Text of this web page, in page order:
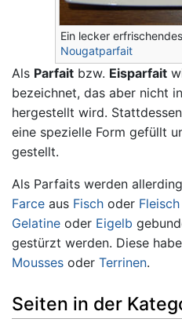
Ein lecker erfrischendes
Nougatparfait
Als Parfait bzw. Eisparfait
bezeichnet, das aber nicht
hergestellt wird.
eine spezielle Form gefüllt
gestellt.
Als Parfaits werden
Farce aus Fisch oder Fleisch
Gelatine oder Eigelb
gestürzt werden. Diese
Mousses oder Terrinen.
Seiten in der